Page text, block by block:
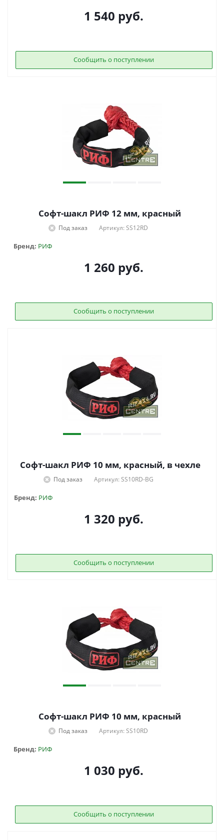
1 540 руб.
Сообщить о поступлении
Софт-шакл РИФ 12 мм, красный
Под заказ Артикул: SS12RD
Бренд: РИФ
1 260 руб.
Сообщить о поступлении
Софт-шакл РИФ 10 мм, красный, в чехле
Под заказ Артикул: SS10RD-BG
Бренд: РИФ
1 320 руб.
Сообщить о поступлении
Софт-шакл РИФ 10 мм, красный
Под заказ Артикул: SS10RD
Бренд: РИФ
1 030 руб.
Сообщить о поступлении